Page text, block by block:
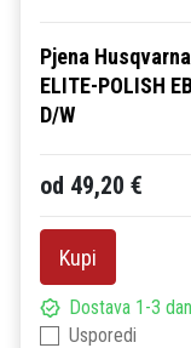
Pjena Husqvarna
ELITE-POLISH
D/W
od 49,20 €
Kupi
Dostava 1-3
Usporedi